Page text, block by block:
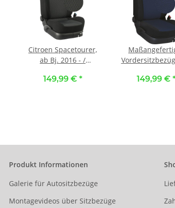
Citroen Spacetourer,
ab Bj. 2016 - /
Vordersitzbezüge (2
149,99 € *
:: 108. Stoff
149,99 €
Produkt Informationen
Galerie für Autositzbezüge
Montagevideos über Sitzbezüge